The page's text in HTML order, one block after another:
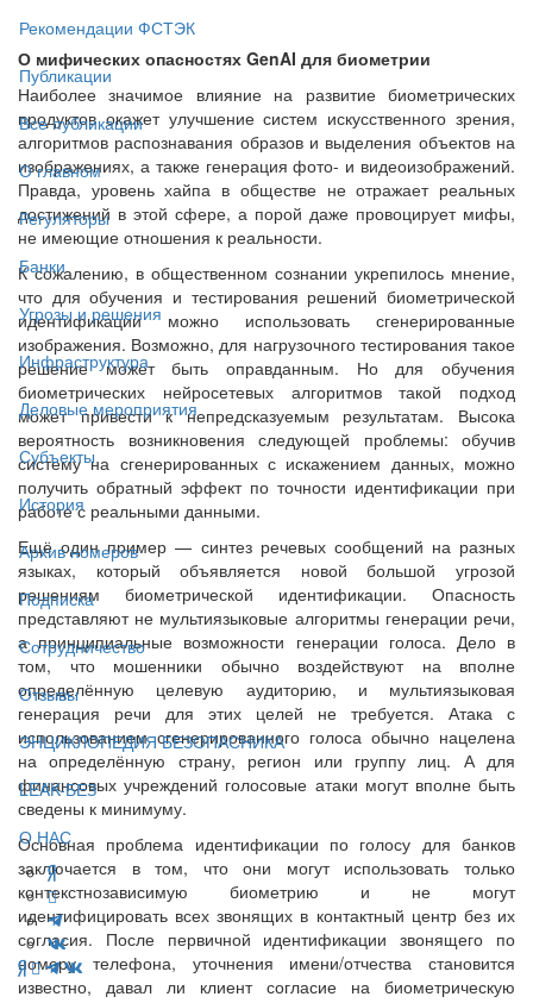
Рекомендации ФСТЭК
Публикации
Все публикации
О главном
Регуляторы
Банки
Угрозы и решения
Инфраструктура
Деловые мероприятия
Субъекты
История
Архив номеров
Подписка
Сотрудничество
Отзывы
ЭНЦИКЛОПЕДИЯ БЕЗОПАСНИКА
LEAK-БЕЗ
О НАС
О мифических опасностях GenAI для биометрии
Наиболее значимое влияние на развитие биометрических
продуктов окажет улучшение систем искусственного зрения,
алгоритмов распознавания образов и выделения объектов на
изображениях, а также генерация фото- и видеоизображений.
Правда, уровень хайпа в обществе не отражает реальных
достижений в этой сфере, а порой даже провоцирует мифы,
не имеющие отношения к реальности.
К сожалению, в общественном сознании укрепилось мнение,
что для обучения и тестирования решений биометрической
идентификации можно использовать сгенерированные
изображения. Возможно, для нагрузочного тестирования такое
решение может быть оправданным. Но для обучения
биометрических нейросетевых алгоритмов такой подход
может привести к непредсказуемым результатам. Высока
вероятность возникновения следующей проблемы: обучив
систему на сгенерированных с искажением данных, можно
получить обратный эффект по точности идентификации при
работе с реальными данными.
Ещё один пример — синтез речевых сообщений на разных
языках, который объявляется новой большой угрозой
решениям биометрической идентификации. Опасность
представляют не мультиязыковые алгоритмы генерации речи,
а принципиальные возможности генерации голоса. Дело в
том, что мошенники обычно воздействуют на вполне
определённую целевую аудиторию, и мультиязыковая
генерация речи для этих целей не требуется. Атака с
использованием сгенерированного голоса обычно нацелена
на определённую страну, регион или группу лиц. А для
финансовых учреждений голосовые атаки могут вполне быть
сведены к минимуму.
Основная проблема идентификации по голосу для банков
заключается в том, что они могут использовать только
контекстнозависимую биометрию и не могут
идентифицировать всех звонящих в контактный центр без их
согласия. После первичной идентификации звонящего по
номеру телефона, уточнения имени/отчества становится
известно, давал ли клиент согласие на биометрическую